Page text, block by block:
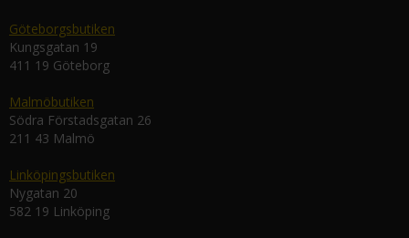
Göteborgsbutiken
Kungsgatan 19
411 19 Göteborg
Malmöbutiken
Södra Förstadsgatan 26
211 43 Malmö
Linköpingsbutiken
Nygatan 20
582 19 Linköping